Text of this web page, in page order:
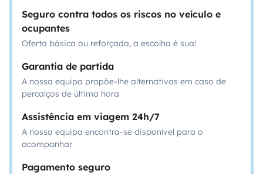
Seguro contra todos os riscos no veículo e
ocupantes
Oferta básica ou reforçada, a escolha é sua!
Garantia de partida
A nossa equipa propõe-lhe alternativas em caso de
percalços de última hora
Assistência em viagem 24h/7
A nossa equipa encontra-se disponível para o
acompanhar
Pagamento seguro